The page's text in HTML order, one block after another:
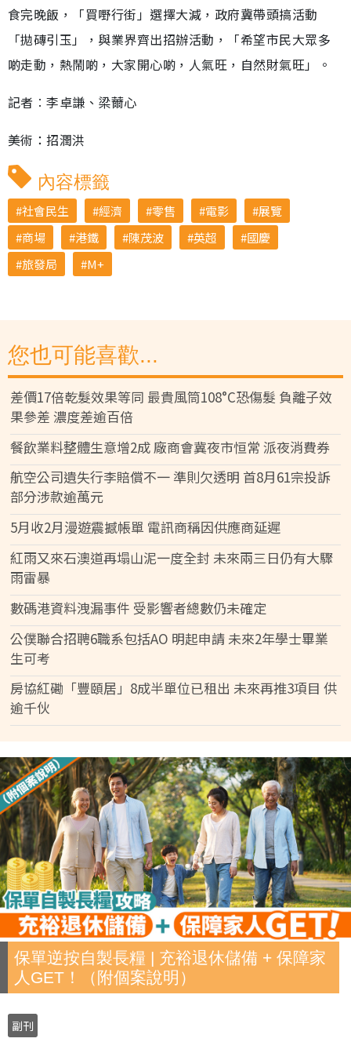
食完晚飯，「買嘢行街」選擇大減，政府冀帶頭搞活動
「拋磚引玉」，與業界齊出招辦活動，「希望市民大眾多
啲走動，熱鬧啲，大家開心啲，人氣旺，自然財氣旺」。
記者︰李卓謙、梁薾心
美術：招潤洪
內容標籤
社會民生 經濟 零售 電影
展覽
商場
港鐵 陳茂波 英超
國慶
旅發局
M+
您也可能喜歡...
差價17倍乾髮效果等同 最貴風筒108°C恐傷髮 負離子效
果參差 濃度差逾百倍
餐飲業料整體生意增2成 廠商會冀夜市恒常 派夜消費券
航空公司遺失行李賠償不一 準則欠透明 首8月61宗投訴
部分涉款逾萬元
5月收2月漫遊震撼帳單 電訊商稱因供應商延遲
紅雨又來石澳道再塌山泥一度全封 未來兩三日仍有大驟
雨雷暴
數碼港資料洩漏事件 受影響者總數仍未確定
公僕聯合招聘6職系包括AO 明起申請 未來2年學士畢業
生可考
房協紅磡「豐頤居」8成半單位已租出 未來再推3項目 供
逾千伙
保單逆按自製長糧 | 充裕退休儲備 + 保障家
人GET！（附個案說明）
副刊